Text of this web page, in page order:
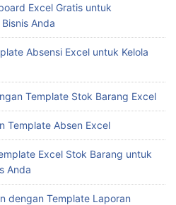
Excel Gratis untuk
Anda
Absensi Excel untuk Kelola
Template Stok Barang Excel
Template Absen Excel
Excel Stok Barang untuk
Anda
dengan Template Laporan